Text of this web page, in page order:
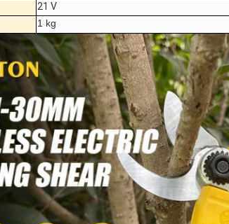
21 V
1 kg